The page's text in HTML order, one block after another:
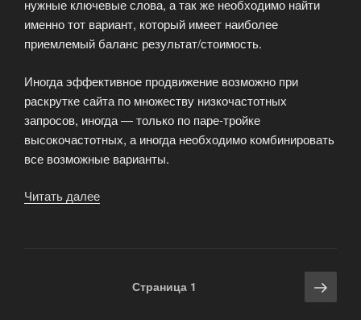
нужные ключевые слова, а так же необходимо найти
именно тот вариант, который имеет наиболее
приемлемый баланс результат/стоимость.
Иногда эффективное продвижение возможно при
раскрутке сайта по множеству низкочастотных
запросов, иногда — только по паре-тройке
высокочастотных, а иногда необходимо комбинировать
все возможные варианты.
Читать далее
Страница 1